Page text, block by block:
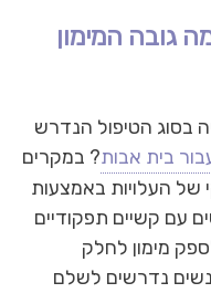
גובה המימון
בסוג הטיפול הנדרש
בית אבות? במקרים
של העלויות באמצעות
עם קשיים תפקודיים
מימון לחלק
נדרשים לשלם